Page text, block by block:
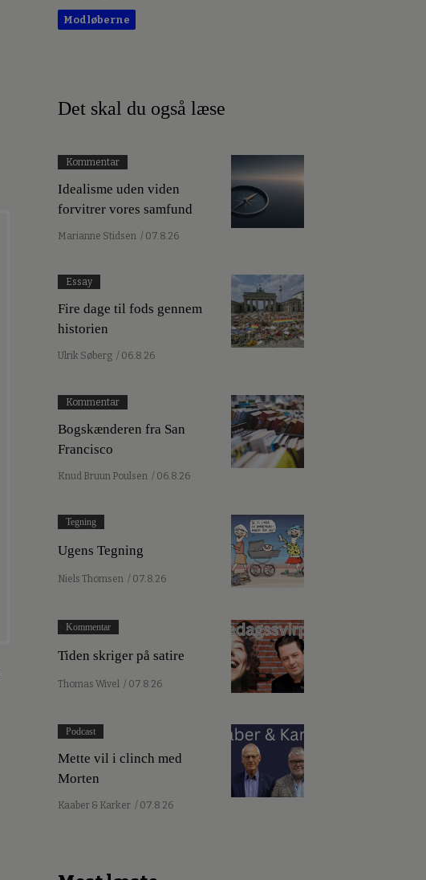
Modløberne
Det skal du også læse
Kommentar
Idealisme uden viden
forvitrer vores samfund
Marianne Stidsen / 07.8.26
Essay
Fire dage til fods gennem
historien
Ulrik Søberg / 06.8.26
Kommentar
Bogskænderen fra San
Francisco
Knud Bruun Poulsen / 06.8.26
Tegning
Ugens Tegning
Niels Thomsen / 07.8.26
Kommentar
Tiden skriger på satire
Thomas Wivel / 07.8.26
Podcast
Mette vil i clinch med
Morten
Kaaber & Karker / 07.8.26